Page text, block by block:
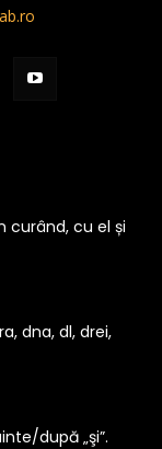
curând, cu el și
dna, dl, drei,
după „şi”.